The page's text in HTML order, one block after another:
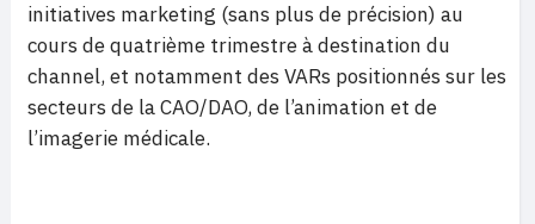
initiatives marketing (sans plus de précision) au
cours de quatrième trimestre à destination du
channel, et notamment des VARs positionnés sur les
secteurs de la CAO/DAO, de l’animation et de
l’imagerie médicale.